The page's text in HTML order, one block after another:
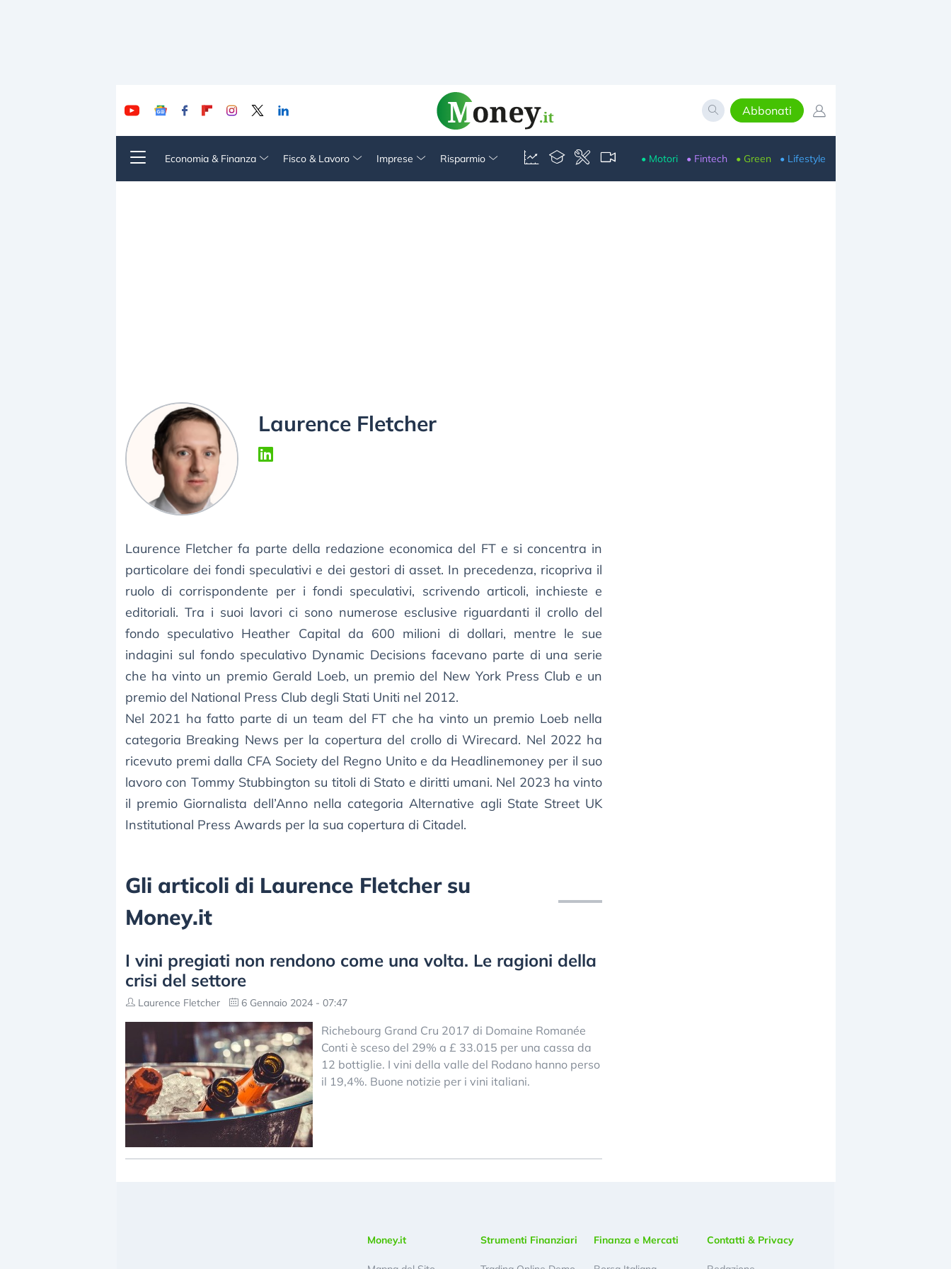
Abbonati
Economia & Finanza Fisco & Lavoro Imprese Risparmio • Motori • Fintech • Green • Lifestyle
Laurence Fletcher
Laurence Fletcher fa parte della redazione economica del FT e si concentra in
particolare dei fondi speculativi e dei gestori di asset. In precedenza, ricopriva il
ruolo di corrispondente per i fondi speculativi, scrivendo articoli, inchieste e
editoriali. Tra i suoi lavori ci sono numerose esclusive riguardanti il crollo del
fondo speculativo Heather Capital da 600 milioni di dollari, mentre le sue
indagini sul fondo speculativo Dynamic Decisions facevano parte di una serie
che ha vinto un premio Gerald Loeb, un premio del New York Press Club e un
premio del National Press Club degli Stati Uniti nel 2012.
Nel 2021 ha fatto parte di un team del FT che ha vinto un premio Loeb nella
categoria Breaking News per la copertura del crollo di Wirecard. Nel 2022 ha
ricevuto premi dalla CFA Society del Regno Unito e da Headlinemoney per il suo
lavoro con Tommy Stubbington su titoli di Stato e diritti umani. Nel 2023 ha vinto
il premio Giornalista dell’Anno nella categoria Alternative agli State Street UK
Institutional Press Awards per la sua copertura di Citadel.
Gli articoli di Laurence Fletcher su
Money.it
I vini pregiati non rendono come una volta. Le ragioni della
crisi del settore
Laurence Fletcher 6 Gennaio 2024 - 07:47
Richebourg Grand Cru 2017 di Domaine Romanée
Conti è sceso del 29% a £ 33.015 per una cassa da
12 bottiglie. I vini della valle del Rodano hanno perso
il 19,4%. Buone notizie per i vini italiani.
Money.it Strumenti Finanziari Finanza e Mercati Contatti & Privacy